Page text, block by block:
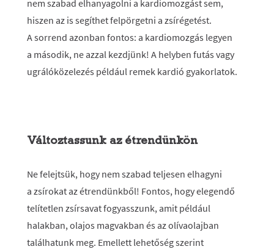
nem szabad elhanyagolni a kardiomozgást sem,
hiszen az is segíthet felpörgetni a zsírégetést.
A sorrend azonban fontos: a kardiomozgás legyen
a második, ne azzal kezdjünk! A helyben futás vagy
ugrálóközelezés például remek kardió gyakorlatok.
Változtassunk az étrendünkön
Ne felejtsük, hogy nem szabad teljesen elhagyni
a zsírokat az étrendünkből! Fontos, hogy elegendő
telítetlen zsírsavat fogyasszunk, amit például
halakban, olajos magvakban és az olívaolajban
találhatunk meg. Emellett lehetőség szerint